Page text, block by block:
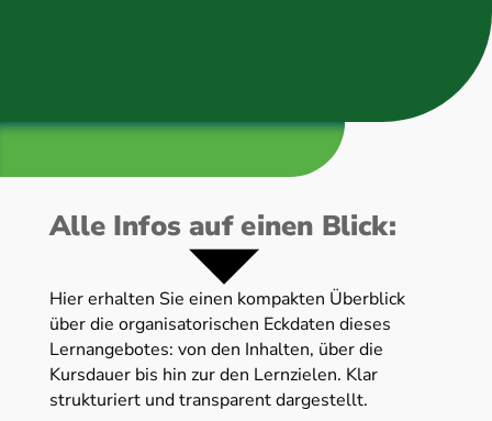
Alle Infos auf einen Blick:
Hier erhalten Sie einen kompakten Überblick
über die organisatorischen Eckdaten dieses
Lernangebotes: von den Inhalten, über die
Kursdauer bis hin zur den Lernzielen. Klar
strukturiert und transparent dargestellt.